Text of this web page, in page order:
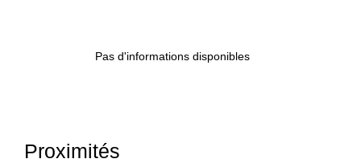
Pas d'informations disponibles
Proximités